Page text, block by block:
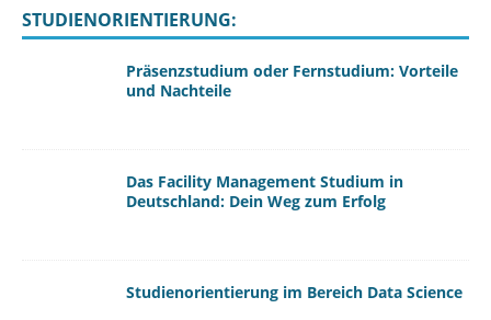
STUDIENORIENTIERUNG:
Präsenzstudium oder Fernstudium: Vorteile
und Nachteile
Das Facility Management Studium in
Deutschland: Dein Weg zum Erfolg
Studienorientierung im Bereich Data Science